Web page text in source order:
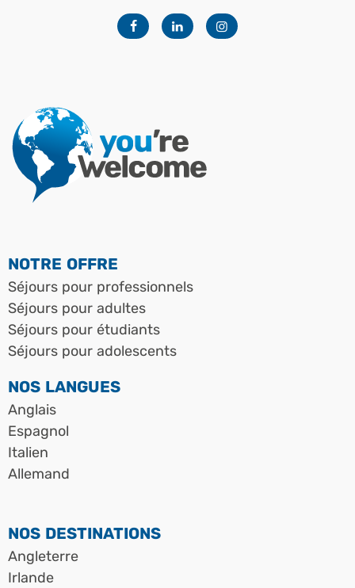
NOTRE OFFRE
Séjours pour professionnels
Séjours pour adultes
Séjours pour étudiants
Séjours pour adolescents
NOS LANGUES
Anglais
Espagnol
Italien
Allemand
NOS DESTINATIONS
Angleterre
Irlande